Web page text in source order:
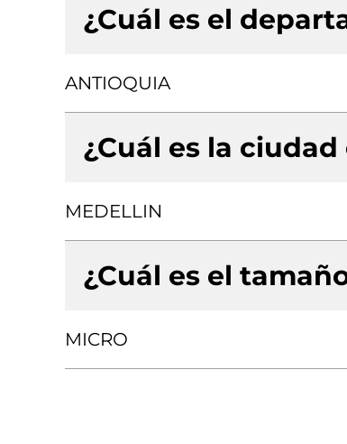
¿Cuál es el
ANTIOQUIA
¿Cuál es la
MEDELLIN
¿Cuál es el
MICRO